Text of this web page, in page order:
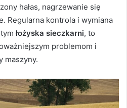
hałas, nagrzewanie się
Regularna kontrola i wymiana
łożyska sieczkarni, to
problemom i
maszyny.